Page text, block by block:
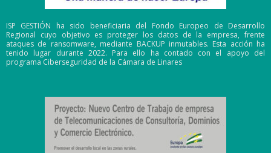
ISP GESTIÓN ha sido beneficiaria del Fondo Europeo de Desarrollo
Regional cuyo objetivo es proteger los datos de la empresa, frente
ataques de ransomware, mediante BACKUP inmutables. Esta acción ha
tenido lugar durante 2022. Para ello ha contado con el apoyo del
programa Ciberseguridad de la Cámara de Linares